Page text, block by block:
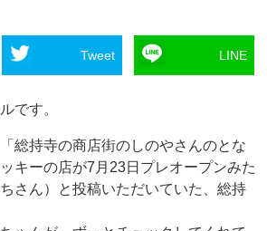
Tweet LINE
です。
総持寺の商店街のしのやさんのとな
キーの店が7月23日プレオープンみた
さん）と投稿いただいていた、総持